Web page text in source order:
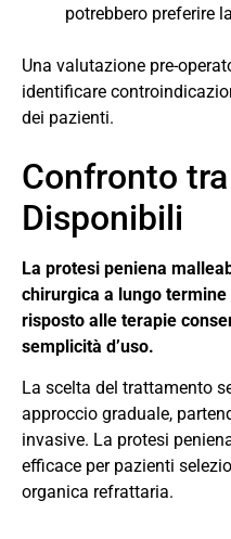
potrebbero preferire
Una valutazione pre-
identificare
dei pazienti.
Confronto
Disponibili
La protesi peniena
chirurgica a lungo
risposto alle terapie
semplicità d’uso.
La scelta del trattamento
approccio graduale,
invasive. La protesi
efficace per pazienti
organica refrattaria.